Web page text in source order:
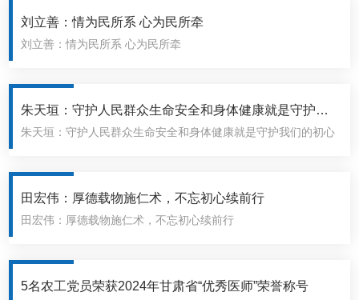
刘立善：情为民所系 心为民所牵
刘立善：情为民所系 心为民所牵
朱天垣：守护人民群众生命安全和身体健康就是守护我
们的初心
朱天垣：守护人民群众生命安全和身体健康就是守护我们的初心
田宏伟：厚德载物施仁术，不忘初心续前行
田宏伟：厚德载物施仁术，不忘初心续前行
5名农工党员荣获2024年甘肃省“优秀医师”荣誉称号